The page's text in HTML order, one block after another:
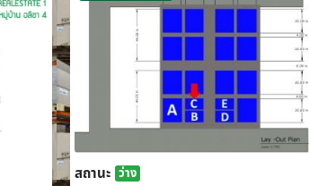
สถานะ ว่าง